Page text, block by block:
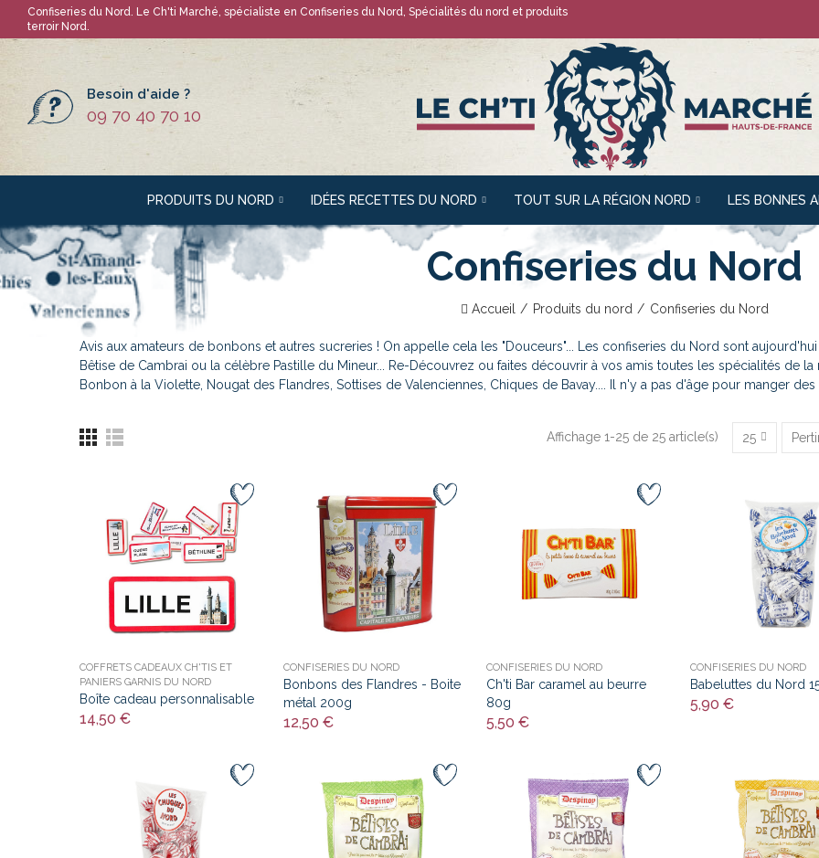
Confiseries du Nord. Le Ch'ti Marché, spécialiste en Confiseries du Nord, Spécialités du nord et produits
terroir Nord.
Besoin d'aide ?
09 70 40 70 10
PRODUITS DU NORD IDÉES RECETTES DU NORD TOUT SUR LA RÉGION NORD LES BONNES
Confiseries du Nord
Accueil Produits du nord Confiseries du Nord
Avis aux amateurs de bonbons et autres sucreries ! On appelle cela les "Douceurs"... Les confiseries du Nord sont
Bêtise de Cambrai ou la célèbre Pastille du Mineur... Re-Découvrez ou faites découvrir à vos amis toutes les spécialités de
Bonbon à la Violette, Nougat des Flandres, Sottises de Valenciennes, Chiques de Bavay.... Il n'y a pas d'âge pour manger des
Affichage 1-25 de 25 article(s) 25
COFFRETS CADEAUX CH'TIS ET
PANIERS GARNIS DU NORD
Boîte cadeau personnalisable
14,50 €
CONFISERIES DU NORD
Bonbons des Flandres - Boite
métal 200g
12,50 €
CONFISERIES DU NORD
Ch'ti Bar caramel au beurre
80g
5,50 €
CONFISERIES DU NORD
Babeluttes du Nord
5,90 €